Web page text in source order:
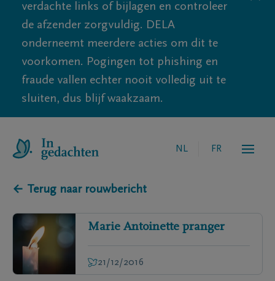
verdachte links of bijlagen en controleer
de afzender zorgvuldig. DELA
onderneemt meerdere acties om dit te
voorkomen. Pogingen tot phishing en
fraude vallen echter nooit volledig uit te
sluiten, dus blijf waakzaam.
NL FR
← Terug naar rouwbericht
Marie Antoinette pranger
21/12/2016